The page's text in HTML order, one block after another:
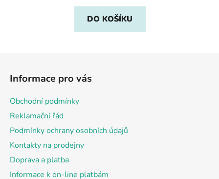
DO KOŠÍKU
Informace pro vás
Obchodní podmínky
Reklamační řád
Podmínky ochrany osobních údajů
Kontakty na prodejny
Doprava a platba
Informace k on-line platbám